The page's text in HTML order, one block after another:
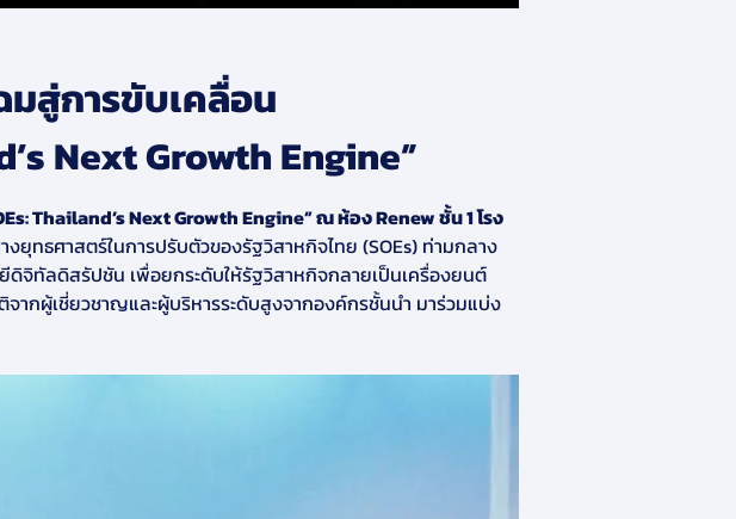
มสู่การขับเคลื่อน
Next Growth Engine”
Thailand’s Next Growth Engine” ณ ห้อง Renew ชั้น 1 โรง
ยุทธศาสตร์ในการปรับตัวของรัฐวิสาหกิจไทย (SOEs) ท่ามกลาง
ดิจิทัลดิสรัปชัน เพื่อยกระดับให้รัฐวิสาหกิจกลายเป็นเครื่องยนต์
ากผู้เชี่ยวชาญและผู้บริหารระดับสูงจากองค์กรชั้นนำ มาร่วมแบ่ง